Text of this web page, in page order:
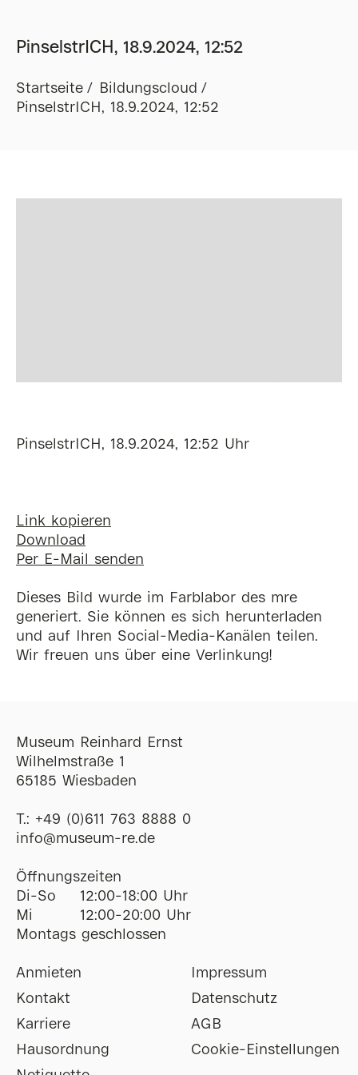
PinselstrICH, 18.9.2024, 12:52
Startseite
Bildungscloud
PinselstrICH, 18.9.2024, 12:52
PinselstrICH, 18.9.2024, 12:52 Uhr
Link kopieren
Download
Per E-Mail senden
Dieses Bild wurde im Farblabor des mre
generiert. Sie können es sich herunterladen
und auf Ihren Social-Media-Kanälen teilen.
Wir freuen uns über eine Verlinkung!
Museum Reinhard Ernst
Wilhelmstraße 1
65185 Wiesbaden
T.: +49 (0)611 763 8888 0
ofni@museum-re de
Öffnungszeiten
Di-So
12:00-18:00 Uhr
Mi
12:00-20:00 Uhr
Montags geschlossen
Anmieten
Kontakt
Karriere
Hausordnung
Impressum
Datenschutz
AGB
Cookie-Einstellungen